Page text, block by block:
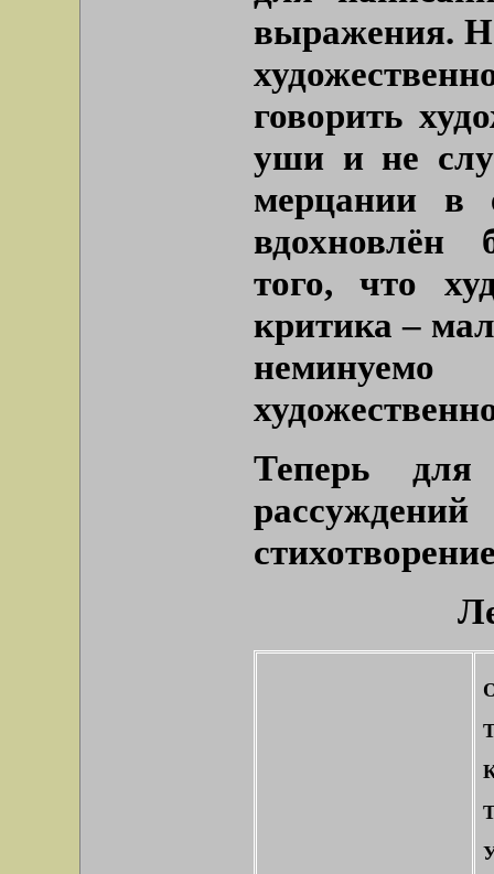
выражения.
говорить
уши и не
мерцании в
вдохновлён
того, что
критика –
Теперь для